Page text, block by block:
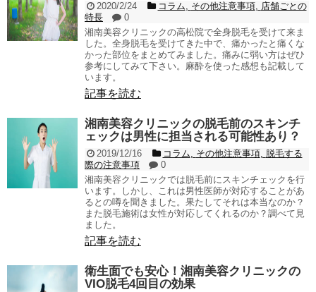
2020/2/24 コラム, その他注意事項, 店舗ごとの
特長
0
湘南美容クリニックの高松院で全身脱毛を受けて来ま
した。全身脱毛を受けてきた中で、痛かったと痛くな
かった部位をまとめてみました。痛みに弱い方はぜひ
参考にしてみて下さい。麻酔を使った感想も記載して
います。
記事を読む
湘南美容クリニックの脱毛前のスキンチ
ェックは男性に担当される可能性あり？
2019/12/16 コラム, その他注意事項, 脱毛する
際の注意事項
0
湘南美容クリニックでは脱毛前にスキンチェックを行
います。しかし、これは男性医師が対応することがあ
るとの噂を聞きました。果たしてそれは本当なのか？
また脱毛施術は女性が対応してくれるのか？調べて見
ました。
記事を読む
衛生面でも安心！湘南美容クリニックの
VIO脱毛4回目の効果